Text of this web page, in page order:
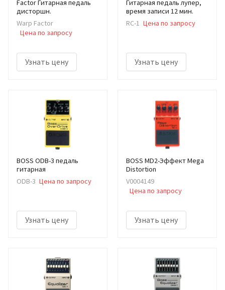
Factor Гитарная педаль
дисторшн.
Warp Factor
Цена по запросу
Узнать цену
Гитарная педаль лупер,
время записи 12 мин.
RC-1 Цена по запросу
Узнать цену
BOSS ODB-3 педаль
гитарная
ODB-3 Цена по запросу
Узнать цену
BOSS MD2-Эффект Mega
Distortion
V0004149
Цена по запросу
Узнать цену